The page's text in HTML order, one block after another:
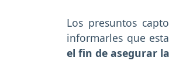
Los presuntos
informarles que
el fin de asegurar